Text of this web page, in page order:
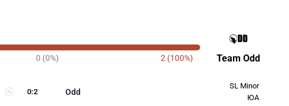
Team Odd
0 (0%) 2 (100%)
Odd
0:2
SL Minor
ЮА